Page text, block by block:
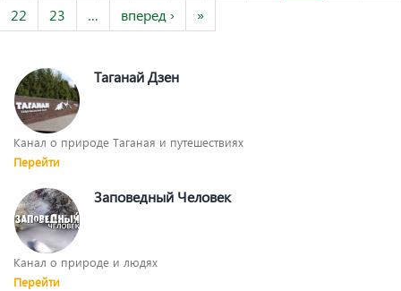
22
23 … вперед › »
Таганай Дзен
Канал о природе Таганая и путешествиях
Перейти
Заповедный Человек
Канал о природе и людях
Перейти